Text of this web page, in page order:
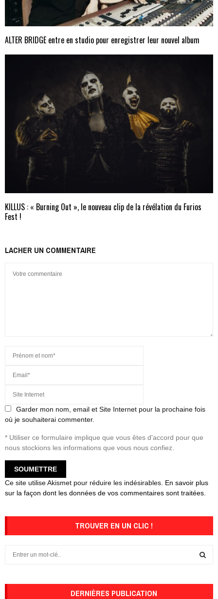
ALTER BRIDGE entre en studio pour enregistrer leur nouvel album
KILLUS : « Burning Out », le nouveau clip de la révélation du Furios
Fest !
LACHER UN COMMENTAIRE
Garder mon nom, email et Site Internet pour la prochaine fois
où je souhaiterai commenter.
* Utiliser ce formulaire implique que vous êtes d'accord pour que
nous stockions les informations que vous nous confiez.
Ce site utilise Akismet pour réduire les indésirables. En savoir plus
sur la façon dont les données de vos commentaires sont traitées
TROUVER EN UN CLIC !
DERNIÈRES PUBLICATION